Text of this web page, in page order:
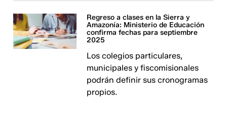
Regreso a clases en la Sierra y
Amazonía: Ministerio de Educación
confirma fechas para septiembre
2025
Los colegios particulares,
municipales y fiscomisionales
podrán definir sus cronogramas
propios.